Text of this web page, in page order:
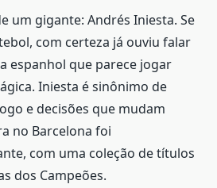
um gigante: Andrés Iniesta. Se
com certeza já ouviu falar
espanhol que parece jogar
Iniesta é sinônimo de
e decisões que mudam
no Barcelona foi
com uma coleção de títulos
dos Campeões.